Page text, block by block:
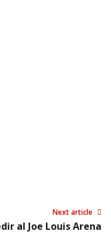
Next article
al Joe Louis Arena